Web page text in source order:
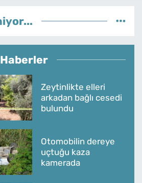
Zeytinlikte elleri
arkadan bağlı cesedi
bulundu
Otomobilin dereye
uçtuğu kaza
kamerada